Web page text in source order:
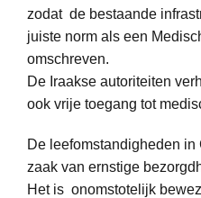
zodat de bestaande
juiste norm als een
omschreven.
De Iraakse autoriteiten
ook vrije toegang tot
De leefomstandigheden
zaak van ernstige
Het is onomstotelijk